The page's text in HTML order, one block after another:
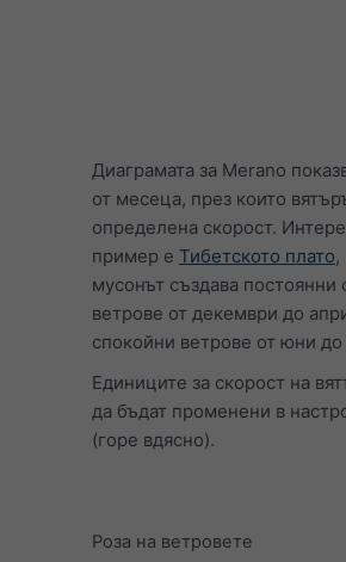
Диаграмата за Merano
от месеца, през които
определена скорост.
пример е Тибетското плато
мусонът създава постоянни
ветрове от декември до
спокойни ветрове от юни
Единиците за скорост на
да бъдат променени в
(горе вдясно).
Роза на ветровете